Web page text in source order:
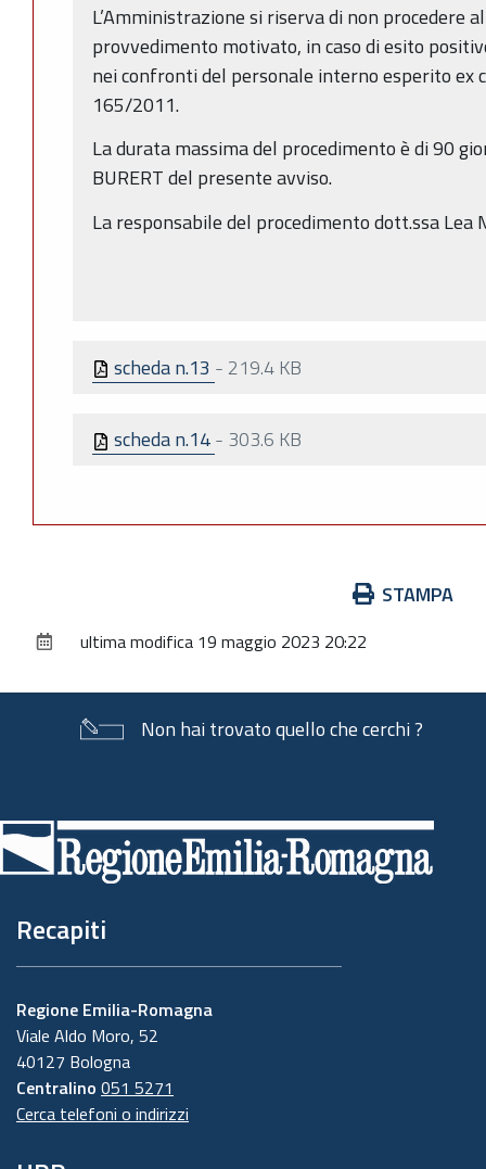
L’Amministrazione si riserva di non procedere
provvedimento motivato, in caso di esito
nei confronti del personale interno esperito ex
165/2011.
La durata massima del procedimento è di 90
BURERT del presente avviso.
La responsabile del procedimento dott.ssa Lea
scheda n.13 - 219.4 KB
scheda n.14- 303.6 KB
documento
STAMPA
ultima modifica 19 maggio 2023 20:22
Non hai trovato quello che cerchi ?
di
pagina
Recapiti
Regione Emilia-Romagna
Viale Aldo Moro, 52
40127 Bologna
Centralino 051 5271
Cerca telefoni o indirizzi